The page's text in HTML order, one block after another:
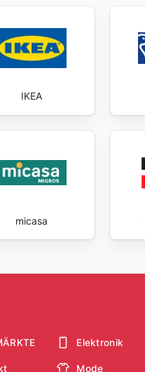
IKEA
micasa
Elektronik
Mode